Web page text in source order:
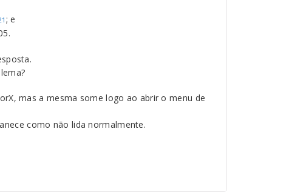
; e
mas a mesma some logo ao abrir o menu de
como não lida normalmente.